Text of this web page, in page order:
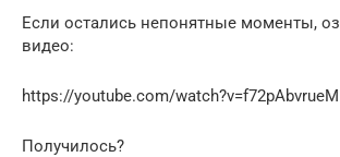
Если остались непонятные моменты,
видео:
https://youtube.com/watch?v=f72pAbvrueM
Получилось?